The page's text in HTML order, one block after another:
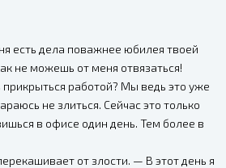
есть дела поважнее юбилея твоей
не можешь от меня отвязаться!
работой? Мы ведь это уже
не злиться. Сейчас это только
в офисе один день. Тем более в
от злости. — В этот день я